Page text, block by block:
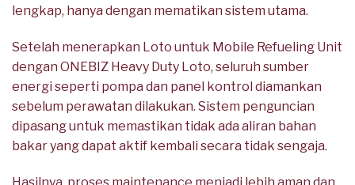
lengkap, hanya dengan mematikan sistem utama.
Setelah menerapkan Loto untuk Mobile Refueling Unit
dengan ONEBIZ Heavy Duty Loto, seluruh sumber
energi seperti pompa dan panel kontrol diamankan
sebelum perawatan dilakukan. Sistem penguncian
dipasang untuk memastikan tidak ada aliran bahan
bakar yang dapat aktif kembali secara tidak sengaja.